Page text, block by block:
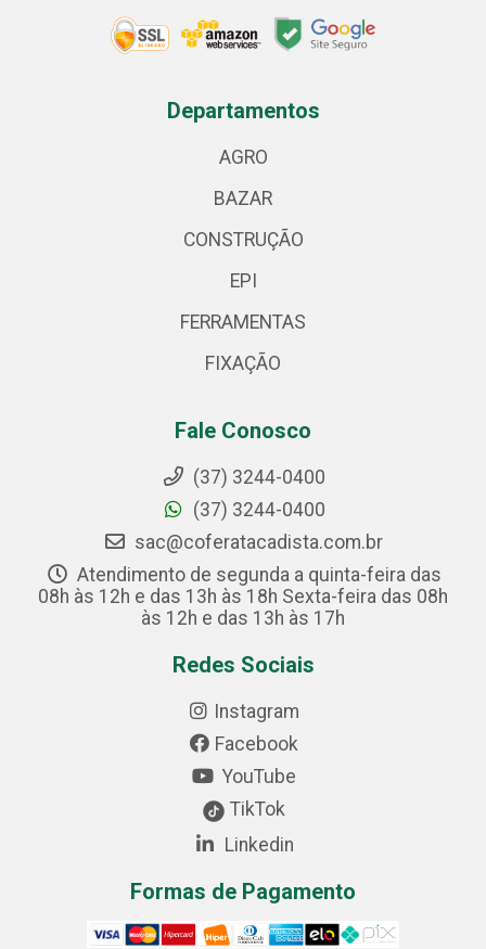
Departamentos
AGRO
BAZAR
CONSTRUÇÃO
EPI
FERRAMENTAS
FIXAÇÃO
Fale Conosco
(37) 3244-0400
(37) 3244-0400
sac@coferatacadista.com.br
Atendimento de segunda a quinta-feira das
08h às 12h e das 13h às 18h Sexta-feira das 08h
às 12h e das 13h às 17h
Redes Sociais
Instagram
Facebook
YouTube
TikTok
Linkedin
Formas de Pagamento